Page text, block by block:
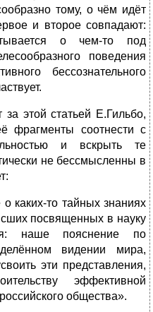
тому, о чём идёт
и второе совпадают:
о чем-то под
поведения
бессознательного
этой статьей Е.Гильбо,
фрагменты соотнести с
и вскрыть те
не бессмысленны в
каких-то тайных знаниях
посвященных в науку
наше пояснение по
видении мира,
эти представления,
эффективной
общества».